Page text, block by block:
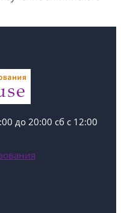
до 20:00 сб с 12:00